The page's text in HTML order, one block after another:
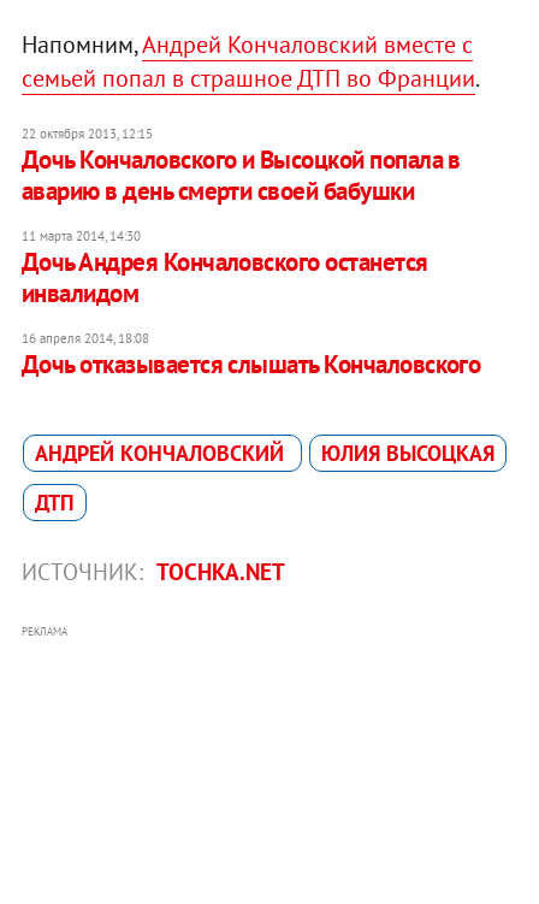
Напомним,Андрей Кончаловский вместе с
семьей попал в страшное ДТП во Франции.
22 октября 2013, 12:15
Дочь Кончаловского и Высоцкой попала в
аварию в день смерти своей бабушки
11 марта 2014, 14:30
Дочь Андрея Кончаловского останется
инвалидом
16 апреля 2014, 18:08
Дочь отказывается слышать Кончаловского
АНДРЕЙ КОНЧАЛОВСКИЙ
ЮЛИЯ ВЫСОЦКАЯ
ДТП
ИСТОЧНИК: TOCHKA.NET
РЕКЛАМА